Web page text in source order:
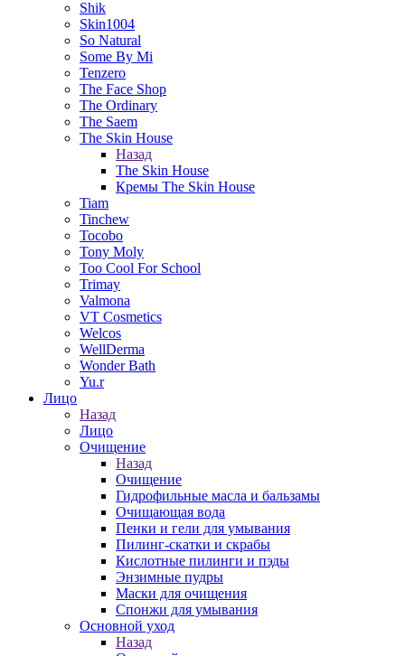
Shik
Skin1004
So Natural
Some By Mi
Tenzero
The Face Shop
The Ordinary
The Saem
The Skin House
Назад
The Skin House
Кремы The Skin House
Tiam
Tinchew
Tocobo
Tony Moly
Too Cool For School
Trimay
Valmona
VT Cosmetics
Welcos
WellDerma
Wonder Bath
Yu.r
Лицо
Назад
Лицо
Очищение
Назад
Очищение
Гидрофильные масла и бальзамы
Очищающая вода
Пенки и гели для умывания
Пилинг-скатки и скрабы
Кислотные пилинги и пэды
Энзимные пудры
Маски для очищения
Спонжи для умывания
Основной уход
Назад